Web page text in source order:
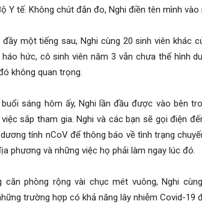
thám
Giss
Hải
Y tế. Không chút đắn đo, Nghi điền tên mình vào
đầy một tiếng sau, Nghi cùng 20 sinh viên khác
háo hức, cô sinh viên năm 3 vẫn chưa thể hình
không quan trọng.
buổi sáng hôm ấy, Nghi lần đầu được vào bên
sắp tham gia. Nghi và các bạn sẽ gọi điện
tính nCoV để thông báo về tình trạng
phương và những việc họ phải làm ngay lúc đó.
căn phòng rộng vài chục mét vuông, Nghi
trường hợp có khả năng lây nhiễm Covid-